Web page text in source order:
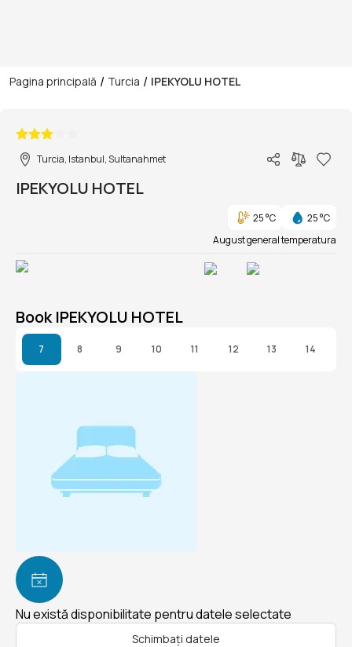
Pagina principală / Turcia / IPEKYOLU HOTEL
Turcia, Istanbul, Sultanahmet
IPEKYOLU HOTEL
25 °C
25 °C
August general temperatura
Book IPEKYOLU HOTEL
7 8 9 10 11 12 13 14
Nu există disponibilitate pentru datele selectate
Schimbați datele